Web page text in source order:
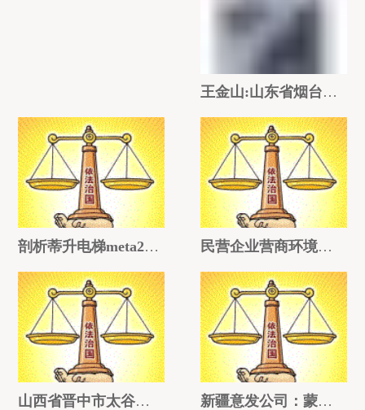
王金山:山东省烟台莱阳市涉嫌政法不作为乱作为天平难公正
剖析蒂升电梯meta200究竟算不算一线品牌？ 民营企业营商环境的挑战与机遇
山西省晋中市太谷区公务员违纪放贷 晋中市太谷区人民法院错误裁决 新疆意发公司：蒙冤7年之久损失巨大，这起冤假错案究竟谁之错？